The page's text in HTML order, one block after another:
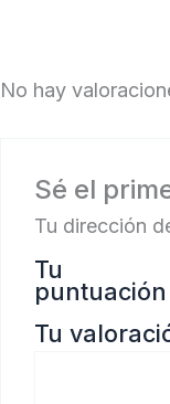
No hay
Sé el
Tu dirección
Tu
puntuación
Tu